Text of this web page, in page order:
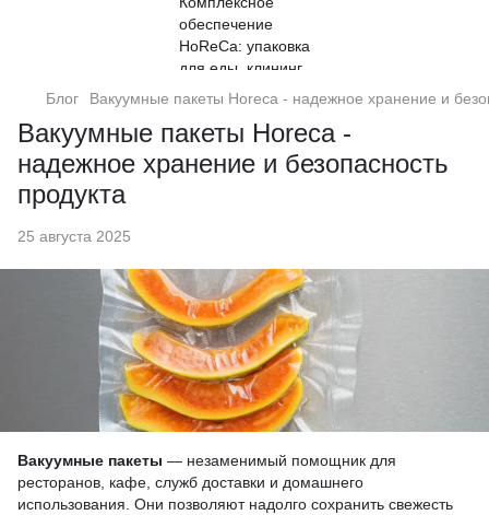
Блог Вакуумные пакеты Horeca - надежное хранение и
Вакуумные пакеты Horeca -
надежное хранение и безопасность
продукта
25 августа 2025
Вакуумные пакеты — незаменимый помощник для
ресторанов, кафе, служб доставки и домашнего
использования. Они позволяют надолго сохранить свежесть